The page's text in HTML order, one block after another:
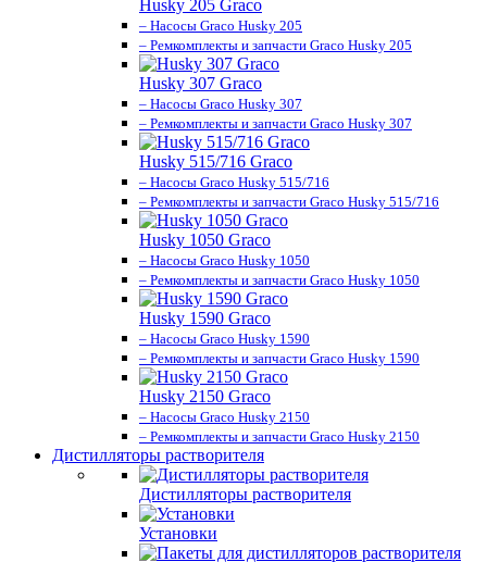
Husky 205 Graco
– Насосы Graco Husky 205
– Ремкомплекты и запчасти Graco Husky 205
Husky 307 Graco
– Насосы Graco Husky 307
– Ремкомплекты и запчасти Graco Husky 307
Husky 515/716 Graco
– Насосы Graco Husky 515/716
– Ремкомплекты и запчасти Graco Husky 515/716
Husky 1050 Graco
– Насосы Graco Husky 1050
– Ремкомплекты и запчасти Graco Husky 1050
Husky 1590 Graco
– Насосы Graco Husky 1590
– Ремкомплекты и запчасти Graco Husky 1590
Husky 2150 Graco
– Насосы Graco Husky 2150
– Ремкомплекты и запчасти Graco Husky 2150
Дистилляторы растворителя
Дистилляторы растворителя
Установки